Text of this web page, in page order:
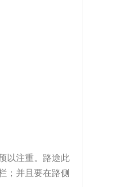
以注重。路途此
；并且要在路侧